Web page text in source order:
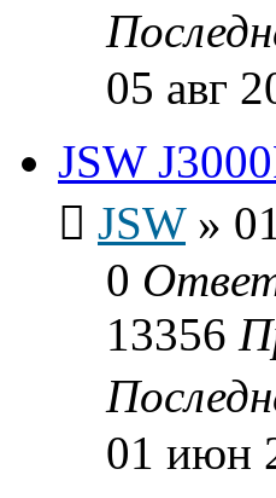
05 авг
JSW
JSW»
0
13356
01 июн